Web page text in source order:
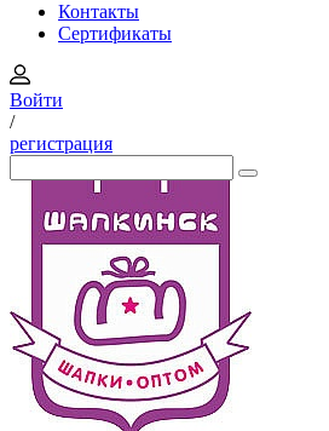
Контакты
Сертификаты
Войти
/
регистрация